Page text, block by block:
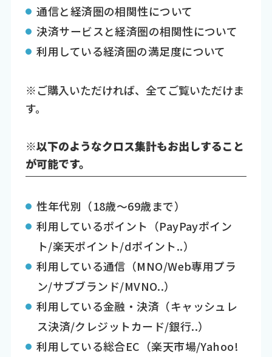
通信と経済圏の相関性について
決済サービスと経済圏の相関性について
利用している経済圏の満足度について
※ご購入いただければ、全てご覧いただけま
す。
※以下のようなクロス集計もお出しすること
が可能です。
性年代別（18歳～69歳まで）
利用しているポイント（PayPayポイン
ト/楽天ポイント/dポイント..）
利用している通信（MNO/Web専用プラ
ン/サブブランド/MVNO..）
利用している金融・決済（キャッシュレ
ス決済/クレジットカード/銀行..）
利用している総合EC（楽天市場/Yahoo!